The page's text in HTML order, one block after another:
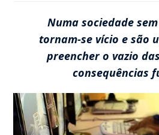
Numa sociedade
tornam-se vício e são
preencher o vazio
consequências